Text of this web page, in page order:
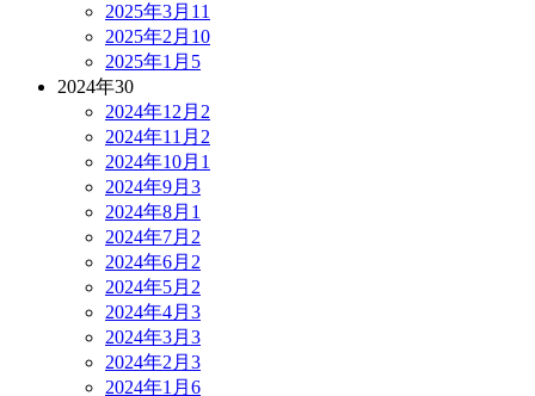
2025年3月 11
2025年2月 10
2025年1月 5
2024年30
2024年12月 2
2024年11月 2
2024年10月 1
2024年9月 3
2024年8月 1
2024年7月 2
2024年6月 2
2024年5月 2
2024年4月 3
2024年3月 3
2024年2月 3
2024年1月 6